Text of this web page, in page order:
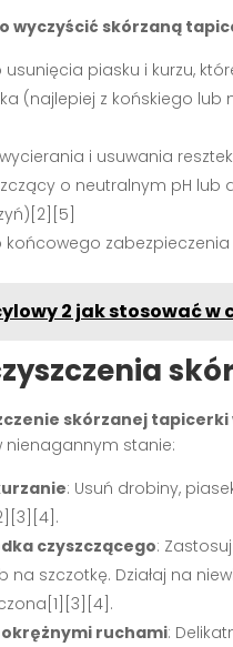
wyczyścić skórzaną
piasku i kurzu,
(najlepiej z końskiego
i usuwania
o neutralnym pH lub
2 jak stosować w
skórzanej tapicerki
nienagannym stanie:
: Usuń drobiny,
czyszczącego:
na szczotkę. Działaj na
okrężnymi ruchami: